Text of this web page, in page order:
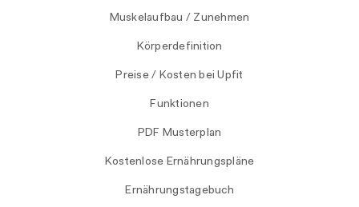
Muskelaufbau / Zunehmen
Körperdefinition
Preise / Kosten bei Upfit
Funktionen
PDF Musterplan
Kostenlose Ernährungspläne
Ernährungstagebuch